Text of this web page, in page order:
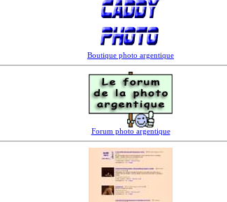
Boutique photo argentique
Forum photo argentique